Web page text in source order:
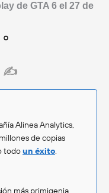
de GTA 6 el 27 de
✍️
Alinea Analytics,
de copias
todoun éxito.
más primigenia